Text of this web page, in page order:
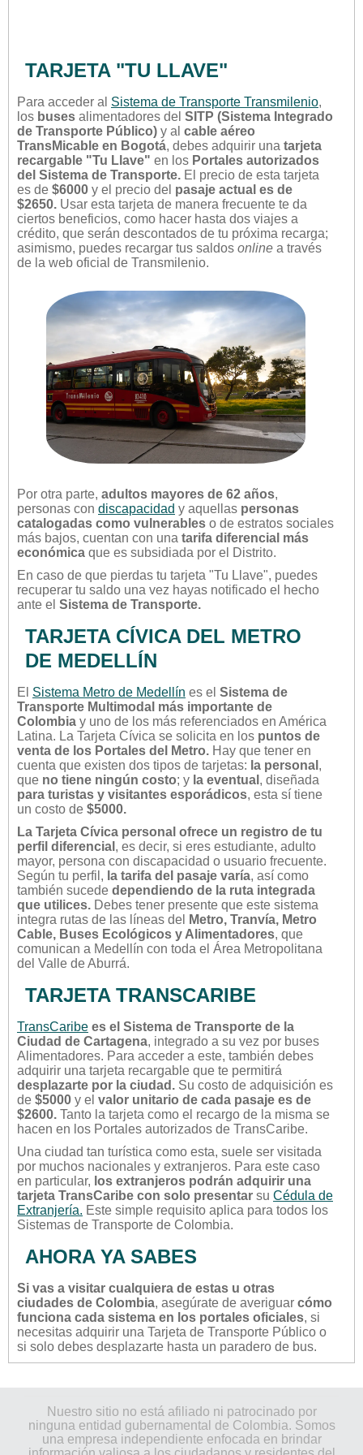
TARJETA "TU LLAVE"
Para acceder al Sistema de Transporte Transmilenio,
los buses alimentadores del SITP (Sistema Integrado
de Transporte Público) y al cable aéreo
TransMicable en Bogotá, debes adquirir una tarjeta
recargable "Tu Llave" en los Portales autorizados
del Sistema de Transporte. El precio de esta tarjeta
es de $6000 y el precio del pasaje actual es de
$2650. Usar esta tarjeta de manera frecuente te da
ciertos beneficios, como hacer hasta dos viajes a
crédito, que serán descontados de tu próxima recarga;
asimismo, puedes recargar tus saldos online a través
de la web oficial de Transmilenio.
Por otra parte, adultos mayores de 62 años,
personas con discapacidad y aquellas personas
catalogadas como vulnerables o de estratos sociales
más bajos, cuentan con una tarifa diferencial más
económica que es subsidiada por el Distrito.
En caso de que pierdas tu tarjeta "Tu Llave", puedes
recuperar tu saldo una vez hayas notificado el hecho
ante el Sistema de Transporte.
TARJETA CÍVICA DEL METRO
DE MEDELLÍN
El Sistema Metro de Medellín es el Sistema de
Transporte Multimodal más importante de
Colombia y uno de los más referenciados en América
Latina. La Tarjeta Cívica se solicita en los puntos de
venta de los Portales del Metro. Hay que tener en
cuenta que existen dos tipos de tarjetas: la personal ,
que no tiene ningún costo; y la eventual , diseñada
para turistas y visitantes esporádicos, esta sí tiene
un costo de $5000.
La Tarjeta Cívica personal ofrece un registro de tu
perfil diferencial , es decir, si eres estudiante, adulto
mayor, persona con discapacidad o usuario frecuente.
Según tu perfil, la tarifa del pasaje varía, así como
también sucede dependiendo de la ruta integrada
que utilices. Debes tener presente que este sistema
integra rutas de las líneas del
Metro, Tranvía, Metro
Cable, Buses Ecológicos y Alimentadores, que
comunican a Medellín con toda el Área Metropolitana
del Valle de Aburrá.
TARJETA TRANSCARIBE
TransCaribe es el Sistema de Transporte de la
Ciudad de Cartagena, integrado a su vez por buses
Alimentadores. Para acceder a este, también debes
adquirir una tarjeta recargable que te permitirá
desplazarte por la ciudad. Su costo de adquisición es
de $5000 y el valor unitario de cada pasaje es de
$2600. Tanto la tarjeta como el recargo de la misma se
hacen en los Portales autorizados de TransCaribe.
Una ciudad tan turística como esta, suele ser visitada
por muchos nacionales y extranjeros. Para este caso
en particular, los extranjeros podrán adquirir una
tarjeta TransCaribe con solo presentar su Cédula de
Extranjería. Este simple requisito aplica para todos los
Sistemas de Transporte de Colombia.
AHORA YA SABES
Si vas a visitar cualquiera de estas u otras
ciudades de Colombia, asegúrate de averiguar cómo
funciona cada sistema en los portales oficiales, si
necesitas adquirir una Tarjeta de Transporte Público o
si solo debes desplazarte hasta un paradero de bus.
Nuestro sitio no está afiliado ni patrocinado por
ninguna entidad gubernamental de Colombia. Somos
una empresa independiente enfocada en brindar